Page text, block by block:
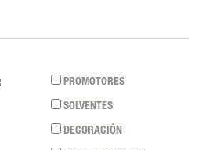
PROMOTORES
SOLVENTES
DECORACIÓN